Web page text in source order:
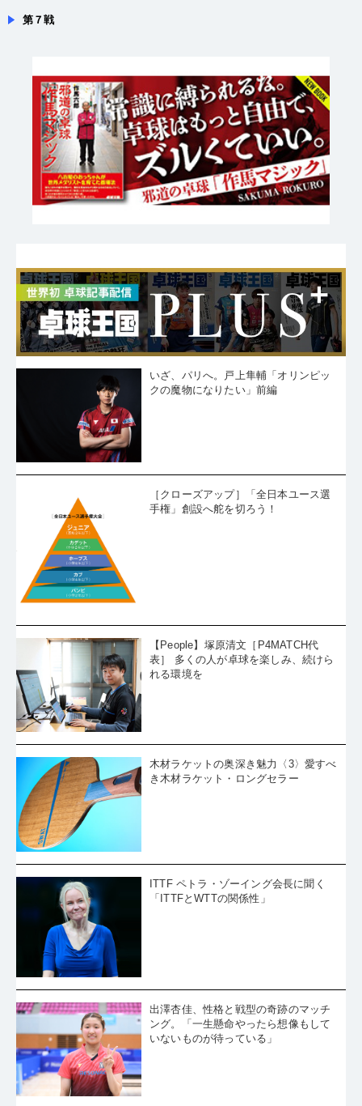
第７戦
いざ、パリへ。戸上隼輔「オリンピッ
クの魔物になりたい」前編
［クローズアップ］「全日本ユース選
手権」創設へ舵を切ろう！
【People】塚原清文［P4MATCH代
表］ 多くの人が卓球を楽しみ、続けら
れる環境を
木材ラケットの奥深き魅力〈3〉愛すべ
き木材ラケット・ロングセラー
ITTF ペトラ・ゾーイング会長に聞く
「ITTFとWTTの関係性」
出澤杏佳、性格と戦型の奇跡のマッチ
ング。「一生懸命やったら想像もして
いないものが待っている」